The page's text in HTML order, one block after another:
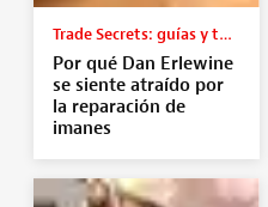
Trade Secrets: guías y tutoriales
Por qué Dan Erlewine
se siente atraído por
la reparación de
imanes